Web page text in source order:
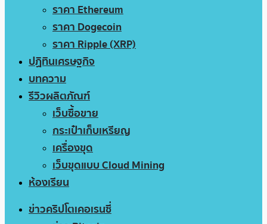
ราคา Ethereum
ราคา Dogecoin
ราคา Ripple (XRP)
ปฏิทินเศรษฐกิจ
บทความ
รีวิวผลิตภัณฑ์
เว็บซื้อขาย
กระเป๋าเก็บเหรียญ
เครื่องขุด
เว็บขุดแบบ Cloud Mining
ห้องเรียน
ข่าวคริปโตเคอเรนซี่